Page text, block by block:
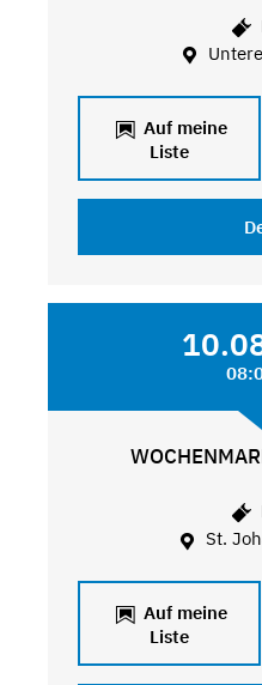
Auf meine
Liste
St.
Auf meine
Liste